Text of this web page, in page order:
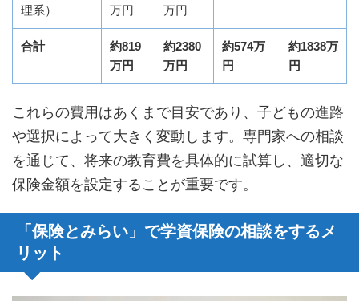
理系）
万円
万円
合計
約819
万円
約2380
万円
約574万
円
約1838万
円
これらの費用はあくまで目安であり、子どもの進路
や選択によって大きく変動します。専門家への相談
を通じて、将来の教育費を具体的に試算し、適切な
保険金額を設定することが重要です。
「保険とみらい」で学資保険の相談をするメ
リット